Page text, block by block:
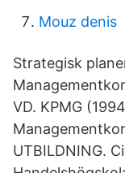
Mouz denis
Strategisk
VD. KPMG
UTBILDNING.